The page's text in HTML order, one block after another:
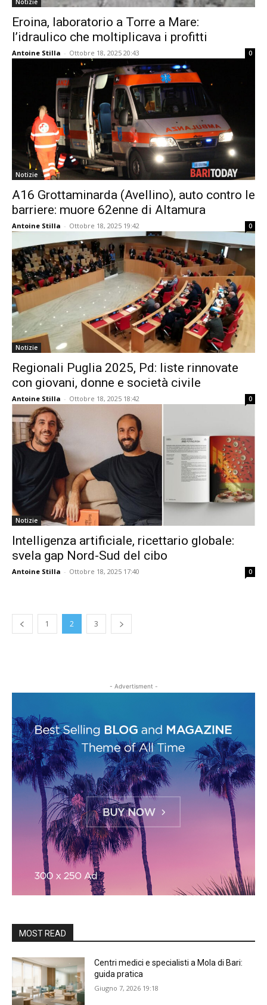
Notizie
Eroina, laboratorio a Torre a Mare:
l’idraulico che moltiplicava i profitti
Antoine Stilla - Ottobre 18, 2025 20:43 0
Notizie
A16 Grottaminarda (Avellino), auto contro le
barriere: muore 62enne di Altamura
Antoine Stilla - Ottobre 18, 2025 19:42 0
Notizie
Regionali Puglia 2025, Pd: liste rinnovate
con giovani, donne e società civile
Antoine Stilla - Ottobre 18, 2025 18:42 0
Notizie
Intelligenza artificiale, ricettario globale:
svela gap Nord-Sud del cibo
Antoine Stilla - Ottobre 18, 2025 17:40 0
1 2 3
- Advertisment -
MOST READ
Centri medici e specialisti a Mola di Bari:
guida pratica
Giugno 7, 2026 19:18